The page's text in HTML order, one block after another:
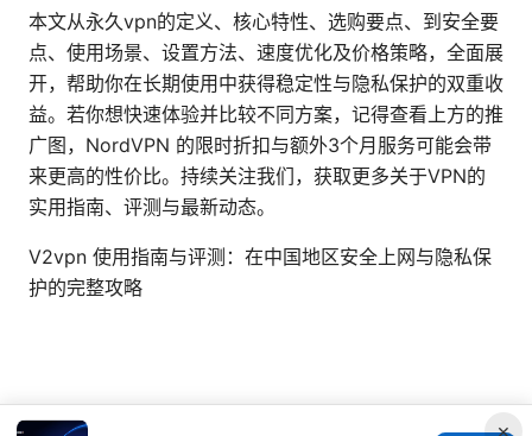
本文从永久vpn的定义、核心特性、选购要点、到安全要
点、使用场景、设置方法、速度优化及价格策略，全面展
开，帮助你在长期使用中获得稳定性与隐私保护的双重收
益。若你想快速体验并比较不同方案，记得查看上方的推
广图，NordVPN 的限时折扣与额外3个月服务可能会带
来更高的性价比。持续关注我们，获取更多关于VPN的
实用指南、评测与最新动态。
V2vpn 使用指南与评测：在中国地区安全上网与隐私保
护的完整攻略
×